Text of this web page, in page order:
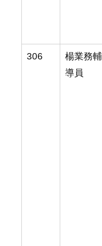
306
楊業務輔
導員